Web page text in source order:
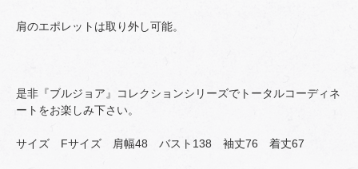
肩のエポレットは取り外し可能。
是非『ブルジョア』コレクションシリーズでトータルコーディネ
ートをお楽しみ下さい。
サイズ Fサイズ 肩幅48 バスト138 袖丈76 着丈67